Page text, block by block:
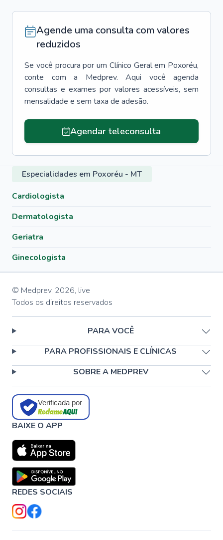
Agende uma consulta com valores
reduzidos
Se você procura por um Clínico Geral em Poxoréu,
conte com a Medprev. Aqui você agenda
consultas e exames por valores acessíveis, sem
mensalidade e sem taxa de adesão.
Agendar teleconsulta
Especialidades em Poxoréu - MT
Cardiologista
Dermatologista
Geriatra
Ginecologista
© Medprev, 2026, live
Todos os direitos reservados
PARA VOCÊ
PARA PROFISSIONAIS E CLÍNICAS
SOBRE A MEDPREV
Verificada por
BAIXE O APP
REDES SOCIAIS